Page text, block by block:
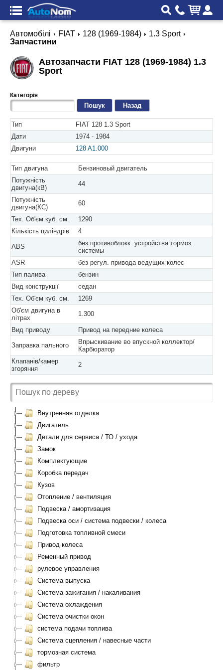
Автомобілі FIAT 128 (1969-1984)
1.3 Sport
Запчастини
Автозапчасти FIAT 128 (1969-1984) 1.3
Sport
Категорія
Назад
Тип
FIAT 128 1.3 Sport
Дати
1974 - 1984
Двигуни
128 A1.000
Тип двигуна
Бензиновый двигатель
Потужність
двигуна(кВ)
44
Потужність
двигуна(КС)
60
Тех. Об'єм куб. см.
1290
Кількість циліндрів
4
ABS
без противоблокк. устройства тормоз.
системы
ASR
без регул. привода ведущих колес
Тип палива
бензин
Вид конструкції
седан
Тех. Об'єм куб. см.
1269
Об'єм двигуна в
літрах
1.300
Вид приводу Привод на передние колеса
Заправка пального
Впрыскивание во впускной коллектор/
Карбюратор
Клапанів/камер
згоряння
2
Внутренняя отделка
Двигатель
Детали для сервиса / ТО / ухода
Замок
Комплектующие
Коробка передач
Кузов
Отопление / вентиляция
Подвеска / амортизация
Подвеска оси / система подвески / колеса
Подготовка топливной смеси
Привод колеса
Ременный привод
рулевое управления
Система выпуска
Система зажигания / накаливания
Система охлаждения
Система очистки окон
система подачи топлива
Система сцепления / навесные части
тормозная система
фильтр